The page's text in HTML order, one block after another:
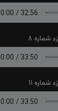
8
11